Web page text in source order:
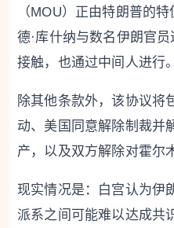
（MOU）正由特朗普的
德·库什纳与数名伊朗官
接触，也通过中间人进行。
除其他条款外，该协议将
动、美国同意解除制裁并
产，以及双方解除对霍尔
现实情况是：白宫认为伊
派系之间可能难以达成共